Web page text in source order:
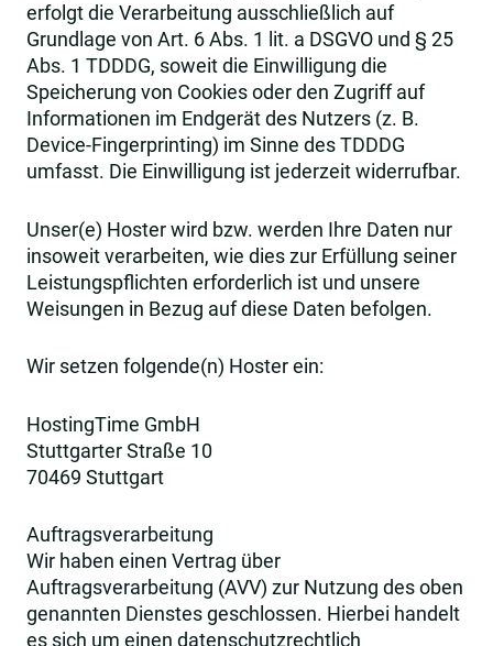
erfolgt die Verarbeitung ausschließlich auf
Grundlage von Art. 6 Abs. 1 lit. a DSGVO und § 25
Abs. 1 TDDDG, soweit die Einwilligung die
Speicherung von Cookies oder den Zugriff auf
Informationen im Endgerät des Nutzers (z. B.
Device-Fingerprinting) im Sinne des TDDDG
umfasst. Die Einwilligung ist jederzeit widerrufbar.
Unser(e) Hoster wird bzw. werden Ihre Daten nur
insoweit verarbeiten, wie dies zur Erfüllung seiner
Leistungspflichten erforderlich ist und unsere
Weisungen in Bezug auf diese Daten befolgen.
Wir setzen folgende(n) Hoster ein:
HostingTime GmbH
Stuttgarter Straße 10
70469 Stuttgart
Auftragsverarbeitung
Wir haben einen Vertrag über
Auftragsverarbeitung (AVV) zur Nutzung des oben
genannten Dienstes geschlossen. Hierbei handelt
es sich um einen datenschutzrechtlich